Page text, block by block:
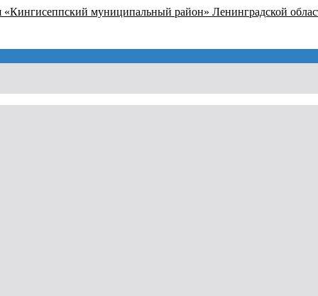
муниципальный район» Ленинградской